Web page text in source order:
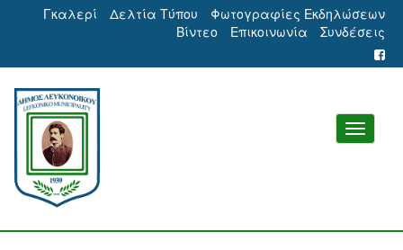
Γκαλερί Δελτία Τύπου
Φωτογραφίες Εκδηλώσεων
Βίντεο
Επικοινωνία Συνδέσεις